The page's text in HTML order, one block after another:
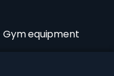
Gym equipment